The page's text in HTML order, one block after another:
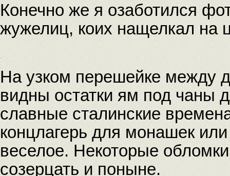
Конечно же я озаботился
жужелиц, коих нащелкал на
На узком перешейке между
видны остатки ям под чаны
славные сталинские
концлагерь для монашек
веселое. Некоторые
созерцать и поныне.